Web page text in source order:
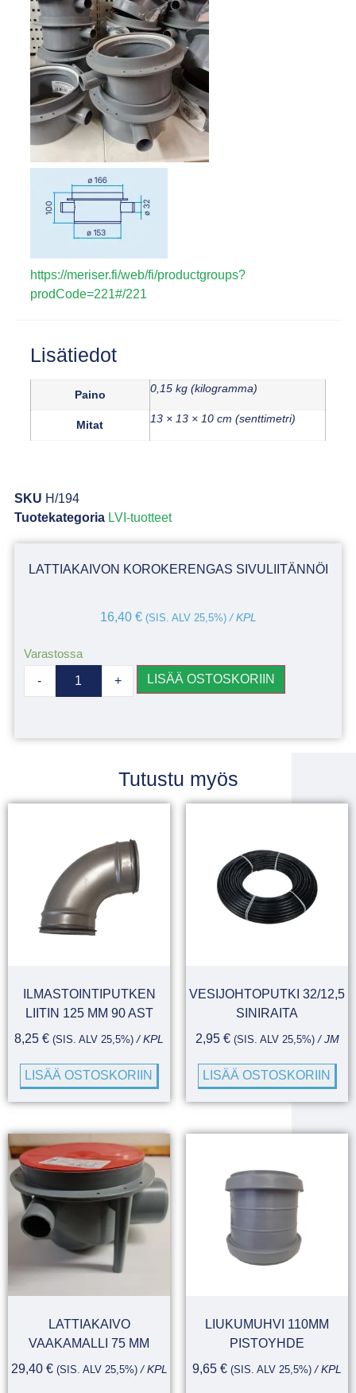
https://meriser.fi/web/fi/productgroups?
prodCode=221#/221
Lisätiedot
Paino 0,15 kg (kilogramma)
Mitat 13 × 13 × 10 cm (senttimetri)
SKU H/194
Tuotekategoria LVI-tuotteet
LATTIAKAIVON KOROKERENGAS SIVULIITÄNNÖI
16,40 € (SIS. ALV 25,5%)/ KPL
Varastossa
- + LISÄÄ OSTOSKORIIN
Tutustu myös
ILMASTOINTIPUTKEN
LIITIN 125 MM 90 AST
8,25 € (SIS. ALV 25,5%) / KPL
LISÄÄ OSTOSKORIIN
VESIJOHTOPUTKI 32/12,5
SINIRAITA
2,95 € (SIS. ALV 25,5%)/ JM
LISÄÄ OSTOSKORIIN
LATTIAKAIVO
VAAKAMALLI 75 MM
29,40 € (SIS. ALV 25,5%)/ KPL
LIUKUMUHVI 110MM
PISTOYHDE
9,65 € (SIS. ALV 25,5%) / KPL